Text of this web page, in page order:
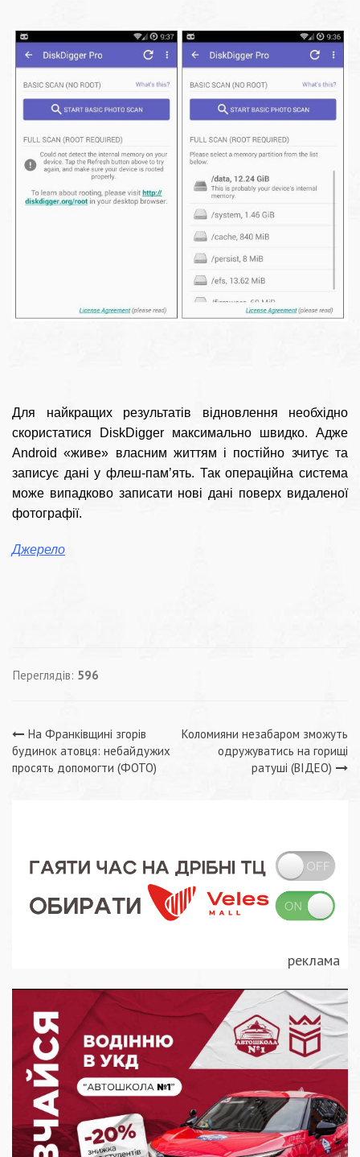
Для найкращих результатів відновлення необхідно
скористатися DiskDigger максимально швидко. Адже
Android «живе» власним життям і постійно зчитує та
записує дані у флеш-пам’ять. Так операційна система
може випадково записати нові дані поверх видаленої
фотографії.
Джерело
Переглядів: 596
Навігація
записів
На Франківщині згорів
будинок атовця: небайдужих
просять допомогти (ФОТО)
Коломияни незабаром зможуть
одружуватись на горищі
ратуші (ВІДЕО)